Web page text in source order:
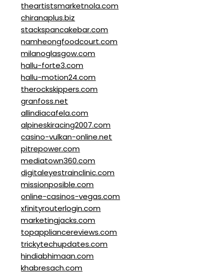
theartistsmarketnola.com
chiranaplus.biz
stackspancakebar.com
namheongfoodcourt.com
milanoglasgow.com
hallu-forte3.com
hallu-motion24.com
therockskippers.com
granfoss.net
allindiacafela.com
alpineskiracing2007.com
casino-vulkan-online.net
pitrepower.com
mediatown360.com
digitaleyestrainclinic.com
missionposible.com
online-casinos-vegas.com
xfinityrouterlogin.com
marketingjacks.com
topappliancereviews.com
trickytechupdates.com
hindiabhimaan.com
khabresach.com